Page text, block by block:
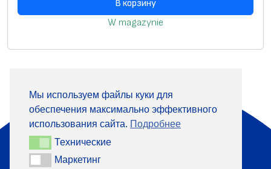
В корзину
W magazynie
О компании
Продукция
Информация
Мы используем файлы куки для
обеспечения максимально эффективного
использования сайта. Подробнее
Технические
Технические
МаркетингМаркетинг